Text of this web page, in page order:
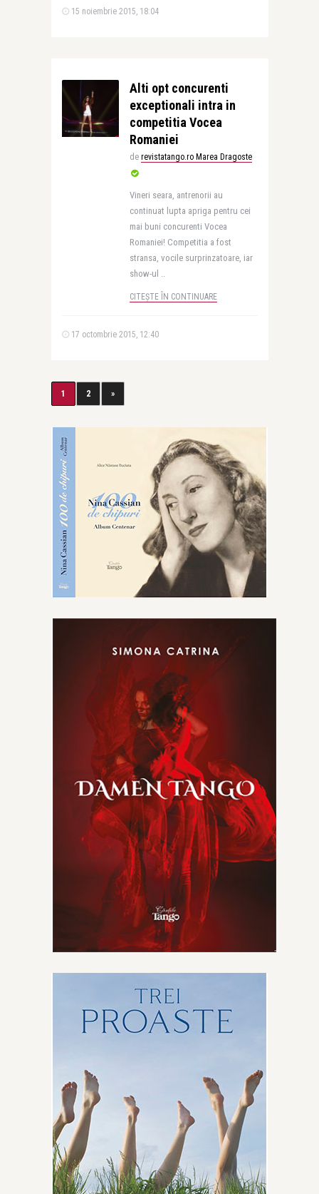
15 noiembrie 2015, 18:04
Alti opt concurenti
exceptionali intra in
competitia Vocea
Romaniei
de revistatango.ro Marea Dragoste
Vineri seara, antrenorii au
continuat lupta apriga pentru cei
mai buni concurenti Vocea
Romaniei! Competitia a fost
stransa, vocile surprinzatoare, iar
show-ul ..
CITEȘTE ÎN CONTINUARE
17 octombrie 2015, 12:40
1 2 »